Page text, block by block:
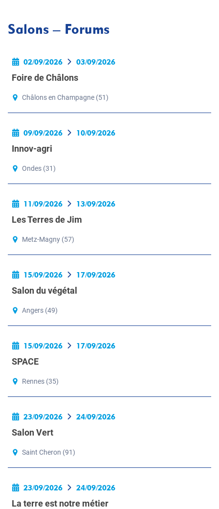
Salons – Forums
02/09/2026 03/09/2026
Foire de Châlons
Châlons en Champagne (51)
09/09/2026 10/09/2026
Innov-agri
Ondes (31)
11/09/2026 13/09/2026
Les Terres de Jim
Metz-Magny (57)
15/09/2026 17/09/2026
Salon du végétal
Angers (49)
15/09/2026 17/09/2026
SPACE
Rennes (35)
23/09/2026 24/09/2026
Salon Vert
Saint Cheron (91)
23/09/2026 24/09/2026
La terre est notre métier